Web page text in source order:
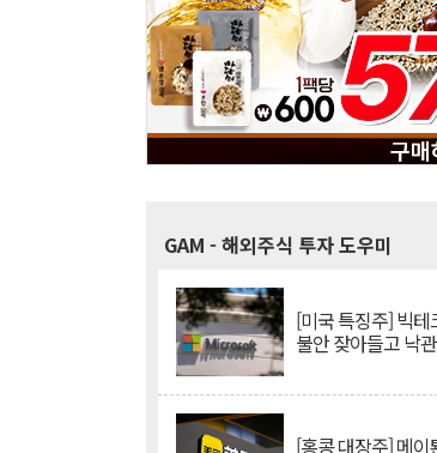
GAM - 해외주식 투자 도우미
[미국 특징주] 빅테
불안 잦아들고 낙
[홍콩 대장주] 메